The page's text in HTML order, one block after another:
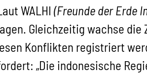
WALHI (Freunde der Erde
Gleichzeitig wachse die
Konflikten registriert
„Die indonesische